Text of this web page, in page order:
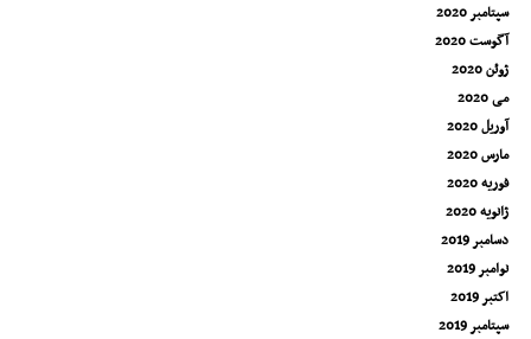
سپتامبر 2020
آگوست 2020
ژوئن 2020
می 2020
آوریل 2020
مارس 2020
فوریه 2020
ژانویه 2020
دسامبر 2019
نوامبر 2019
اکتبر 2019
سپتامبر 2019